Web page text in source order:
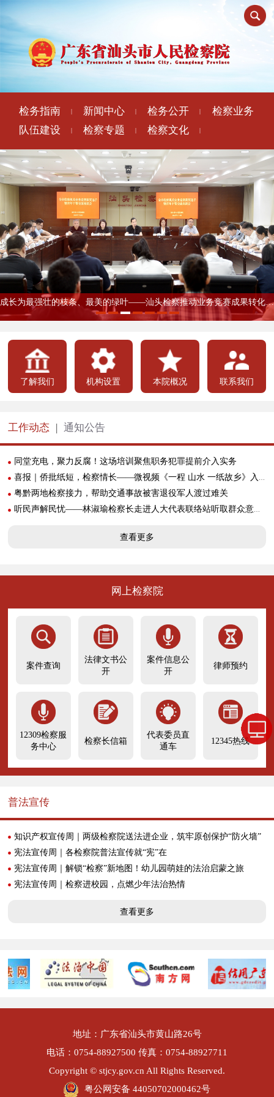
检务指南 新闻中心 检务公开
检察业务
队伍建设
检察专题 检察文化
听民声解民忧——林淑瑜检察长走进人大代表联络站听取群众意见建议
市检察院召开机关党员大会选举新一届 机关党委、机关纪委 成长为最强壮的枝条、最美的绿叶——汕头检察推动业务竞赛成果转化为履职本领
林淑瑜检察长讲授树立和践行正确政绩观学习教育专题党课
市检察院召开“七一”表彰大会
林淑瑜检察长带队到基层开展调研 新时代检察宣传周丨市检察院举办“检爱四十载 携手向未来”检察开放日活动
了解我们 机构设置 本院概况 联系我们
工作动态 | 通知公告
同堂充电，聚力反腐！这场培训聚焦职务犯罪提前介入实务
喜报｜侨批纸短，检察情长——微视频《一程 山水 一纸故乡》入选广东国际传播年度案例
粤黔两地检察接力，帮助交通事故被害退役军人渡过难关
听民声解民忧——林淑瑜检察长走进人大代表联络站听取群众意见建议
查看更多
网上检察院
案件查询
法律文书公
开
案件信息公
开
律师预约
12309检察服
务中心
检察长信箱
代表委员直
通车
12345热线
普法宣传
知识产权宣传周｜两级检察院送法进企业，筑牢原创保护“防火墙”
宪法宣传周｜各检察院普法宣传就“宪”在
宪法宣传周｜解锁“检察”新地图！幼儿园萌娃的法治启蒙之旅
宪法宣传周｜检察进校园，点燃少年法治热情
查看更多
地址：广东省汕头市黄山路26号
电话：0754-88927500 传真：0754-88927711
Copyright © stjcy.gov.cn All Rights Reserved.
粤公网安备 44050702000462号